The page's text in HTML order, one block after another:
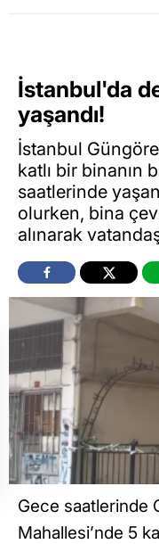
İstanbul'da
yaşandı!
İstanbul
katlı bir binanın
saatlerinde
olurken, bina
alınarak
Gece saatlerinde
Mahallesi’nde 5